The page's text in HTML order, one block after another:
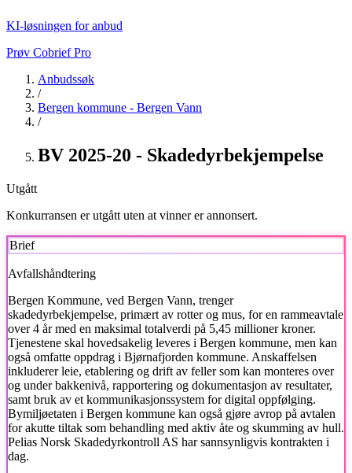
KI-løsningen for anbud
Prøv Cobrief Pro
Anbudssøk
/
Bergen kommune - Bergen Vann
/
BV 2025-20 - Skadedyrbekjempelse
Utgått
Konkurransen er utgått uten at vinner er annonsert.
Brief
Avfallshåndtering
Bergen Kommune, ved Bergen Vann, trenger
skadedyrbekjempelse, primært av rotter og mus, for en rammeavtale
over 4 år med en maksimal totalverdi på 5,45 millioner kroner.
Tjenestene skal hovedsakelig leveres i Bergen kommune, men kan
også omfatte oppdrag i Bjørnafjorden kommune. Anskaffelsen
inkluderer leie, etablering og drift av feller som kan monteres over
og under bakkenivå, rapportering og dokumentasjon av resultater,
samt bruk av et kommunikasjonssystem for digital oppfølging.
Bymiljøetaten i Bergen kommune kan også gjøre avrop på avtalen
for akutte tiltak som behandling med aktiv åte og skumming av hull.
Pelias Norsk Skadedyrkontroll AS har sannsynligvis kontrakten i
dag.